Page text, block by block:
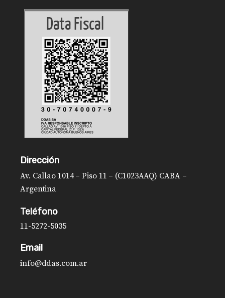
Dirección
Av. Callao 1014 – Piso 11 – (C1023AAQ) CABA –
Argentina
Teléfono
11-5272-5035
Email
info@ddas.com.ar